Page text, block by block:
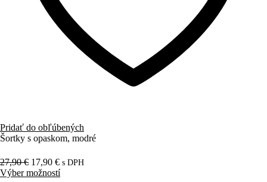
Pridať do obľúbených
Šortky s opaskom, modré
27,90€ 17,90 € s DPH
Výber možností